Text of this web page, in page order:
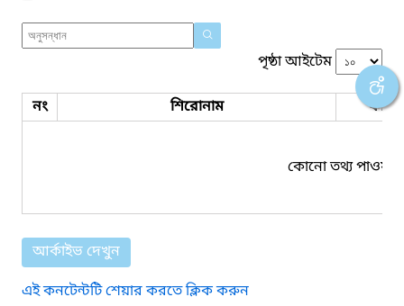
পৃষ্ঠা আইটেম
নং শিরোনাম ফাইল
কোনো তথ্য পাওয়া
আর্কাইভ দেখুন
এই কনটেন্টটি শেয়ার করতে ক্লিক করুন